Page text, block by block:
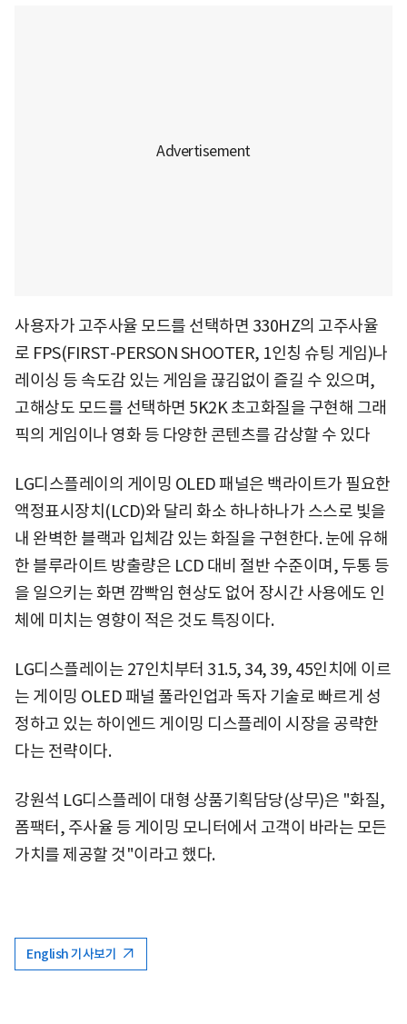
사용자가 고주사율 모드를 선택하면 330HZ의 고주사율
로 FPS(FIRST-PERSON SHOOTER, 1인칭 슈팅 게임)나
레이싱 등 속도감 있는 게임을 끊김없이 즐길 수 있으며,
고해상도 모드를 선택하면 5K2K 초고화질을 구현해 그래
픽의 게임이나 영화 등 다양한 콘텐츠를 감상할 수 있다
LG디스플레이의 게이밍 OLED 패널은 백라이트가 필요한
액정표시장치(LCD)와 달리 화소 하나하나가 스스로 빛을
내 완벽한 블랙과 입체감 있는 화질을 구현한다. 눈에 유해
한 블루라이트 방출량은 LCD 대비 절반 수준이며, 두통 등
을 일으키는 화면 깜빡임 현상도 없어 장시간 사용에도 인
체에 미치는 영향이 적은 것도 특징이다.
LG디스플레이는 27인치부터 31.5, 34, 39, 45인치에 이르
는 게이밍 OLED 패널 풀라인업과 독자 기술로 빠르게 성
정하고 있는 하이엔드 게이밍 디스플레이 시장을 공략한
다는 전략이다.
강원석 LG디스플레이 대형 상품기획담당(상무)은 "화질,
폼팩터, 주사율 등 게이밍 모니터에서 고객이 바라는 모든
가치를 제공할 것"이라고 했다.
English 기사보기